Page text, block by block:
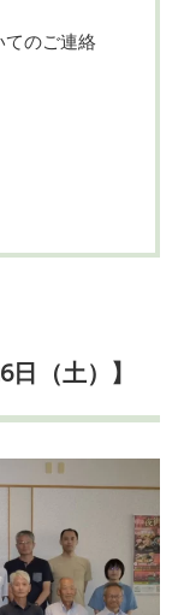
てのご連絡
（土）】